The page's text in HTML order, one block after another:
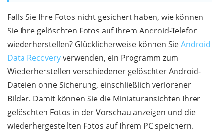
Falls Sie Ihre Fotos nicht gesichert haben, wie können
Sie Ihre gelöschten Fotos auf Ihrem Android-Telefon
wiederherstellen? Glücklicherweise können SieAndroid
Data Recoveryverwenden, ein Programm zum
Wiederherstellen verschiedener gelöschter Android-
Dateien ohne Sicherung, einschließlich verlorener
Bilder. Damit können Sie die Miniaturansichten Ihrer
gelöschten Fotos in der Vorschau anzeigen und die
wiederhergestellten Fotos auf Ihrem PC speichern.